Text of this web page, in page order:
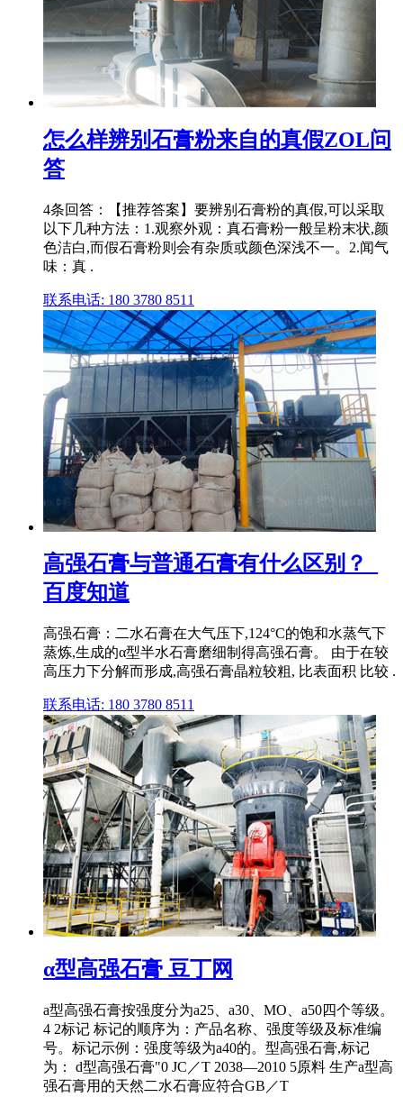
怎么样辨别石膏粉来自的真假ZOL问
答
4条回答：【推荐答案】要辨别石膏粉的真假,可以采取
以下几种方法：1.观察外观：真石膏粉一般呈粉末状,颜
色洁白,而假石膏粉则会有杂质或颜色深浅不一。2.闻气
味：真 .
联系电话: 180 3780 8511
高强石膏与普通石膏有什么区别？_
百度知道
高强石膏：二水石膏在大气压下,124°C的饱和水蒸气下
蒸炼,生成的α型半水石膏磨细制得高强石膏。 由于在较
高压力下分解而形成,高强石膏晶粒较粗, 比表面积 比较 .
联系电话: 180 3780 8511
α型高强石膏 豆丁网
a型高强石膏按强度分为a25、a30、MO、a50四个等级。
4 2标记 标记的顺序为：产品名称、强度等级及标准编
号。标记示例：强度等级为a40的。型高强石膏,标记
为： d型高强石膏"0 JC／T 2038—2010 5原料 生产a型高
强石膏用的天然二水石膏应符合GB／T